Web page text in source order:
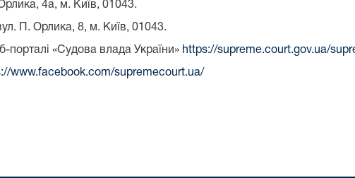
4а, м. Київ, 01043.
П. Орлика, 8, м. Київ, 01043.
«Судова влада України» https://supreme.court.gov.ua/
www.facebook.com/supremecourt.ua/